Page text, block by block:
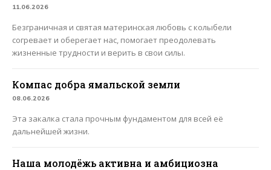
11.06.2026
Безграничная и святая материнская любовь с колыбели
согревает и оберегает нас, помогает преодолевать
жизненные трудности и верить в свои силы.
Компас добра ямальской земли
08.06.2026
Эта закалка стала прочным фундаментом для всей её
дальнейшей жизни.
Наша молодёжь активна и амбициозна